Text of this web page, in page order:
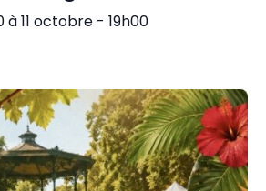
à11 octobre - 19h00